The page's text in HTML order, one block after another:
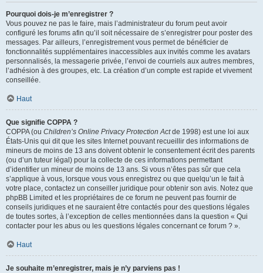
Pourquoi dois-je m’enregistrer ?
Vous pouvez ne pas le faire, mais l’administrateur du forum peut avoir
configuré les forums afin qu’il soit nécessaire de s’enregistrer pour poster des
messages. Par ailleurs, l’enregistrement vous permet de bénéficier de
fonctionnalités supplémentaires inaccessibles aux invités comme les avatars
personnalisés, la messagerie privée, l’envoi de courriels aux autres membres,
l’adhésion à des groupes, etc. La création d’un compte est rapide et vivement
conseillée.
Haut
Que signifie COPPA ?
COPPA (ou Children’s Online Privacy Protection Actde 1998) est une loi aux
États-Unis qui dit que les sites Internet pouvant recueillir des informations de
mineurs de moins de 13 ans doivent obtenir le consentement écrit des parents
(ou d’un tuteur légal) pour la collecte de ces informations permettant
d’identifier un mineur de moins de 13 ans. Si vous n’êtes pas sûr que cela
s’applique à vous, lorsque vous vous enregistrez ou que quelqu’un le fait à
votre place, contactez un conseiller juridique pour obtenir son avis. Notez que
phpBB Limited et les propriétaires de ce forum ne peuvent pas fournir de
conseils juridiques et ne sauraient être contactés pour des questions légales
de toutes sortes, à l’exception de celles mentionnées dans la question « Qui
contacter pour les abus ou les questions légales concernant ce forum ? ».
Haut
Je souhaite m’enregistrer, mais je n’y parviens pas !